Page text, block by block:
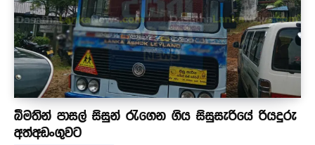
බීමතින් පාසල් සිසුන් රැගෙන ගිය සිසුසැරියේ රියදුරු
අත්අඩංගුවට